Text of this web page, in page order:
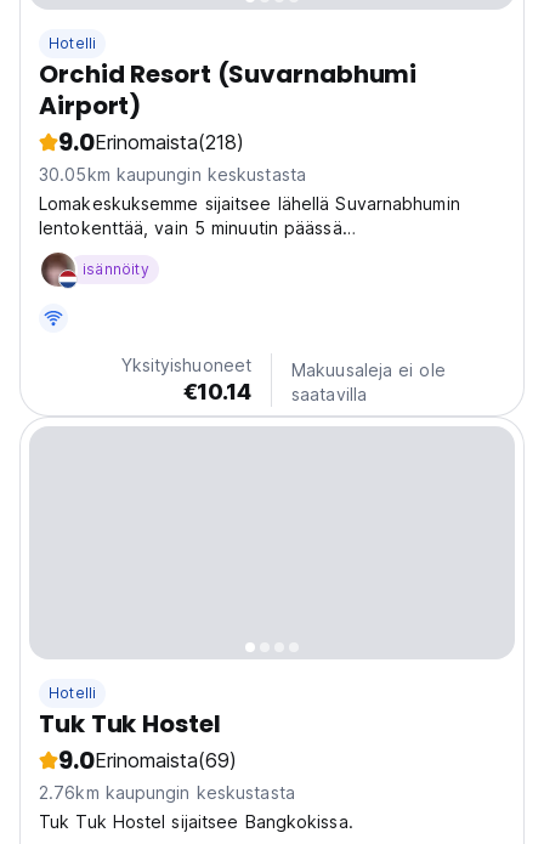
Hotelli
Orchid Resort (Suvarnabhumi
Airport)
9.0Erinomaista(218)
30.05km kaupungin keskustasta
Lomakeskuksemme sijaitsee lähellä Suvarnabhumin
lentokenttää, vain 5 minuutin päässä
matkustajaterminaalista.
isännöity
Yksityishuoneet
€10.14
Makuusaleja ei ole
saatavilla
Hotelli
Tuk Tuk Hostel
9.0Erinomaista(69)
2.76km kaupungin keskustasta
Tuk Tuk Hostel sijaitsee Bangkokissa.